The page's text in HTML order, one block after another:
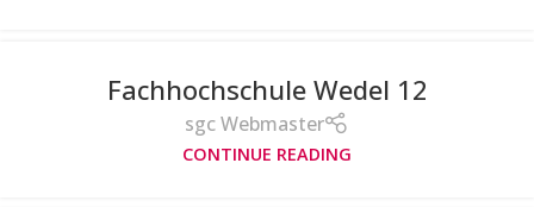
Fachhochschule Wedel 12
sgc Webmaster
CONTINUE READING